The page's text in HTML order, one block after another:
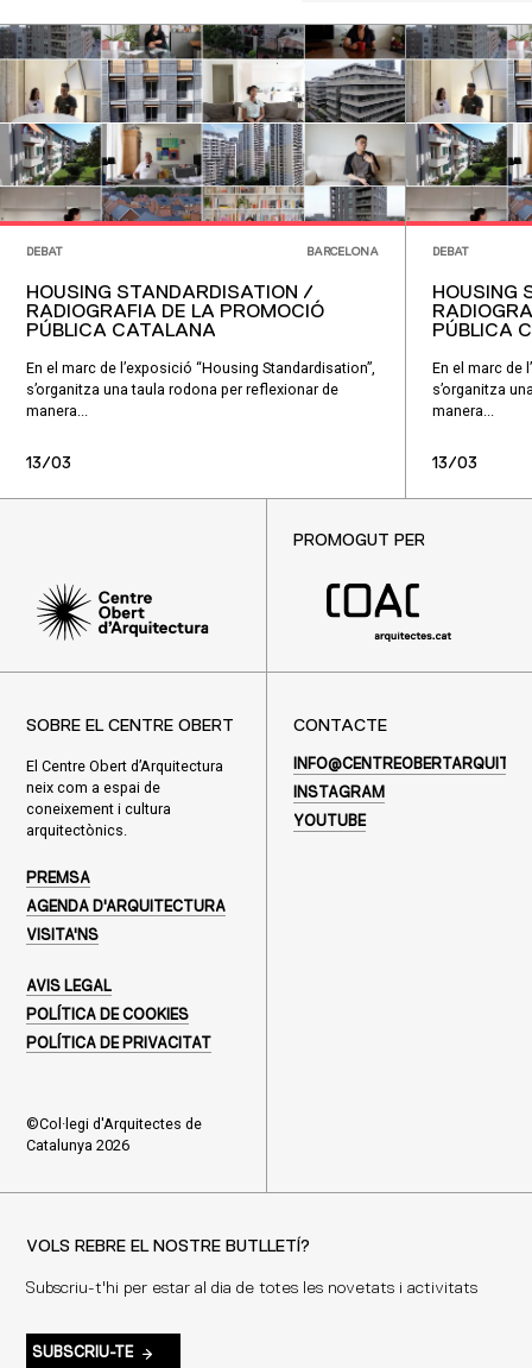
DEBAT BARCELONA
HOUSING STANDARDISATION /
RADIOGRAFIA DE LA PROMOCIÓ
PÚBLICA CATALANA
En el marc de l’exposició “Housing Standardisation”,
s’organitza una taula rodona per reflexionar de
manera...
13/03
DEBAT
HOUSING
PÚBLICA
En el marc de
s’organitza
manera...
13/03
PROMOGUT PER
SOBRE EL CENTRE OBERT
El Centre Obert d’Arquitectura
neix com a espai de
coneixement i cultura
arquitectònics.
PREMSA
AGENDA D'ARQUITECTURA
VISITA'NS
AVIS LEGAL
POLÍTICA DE COOKIES
POLÍTICA DE PRIVACITAT
©Col·legi d'Arquitectes de
Catalunya 2026
CONTACTE
INSTAGRAM
YOUTUBE
VOLS REBRE EL NOSTRE BUTLLETÍ?
Subscriu-t'hi per estar al dia de totes les novetats i activitats
SUBSCRIU-TE